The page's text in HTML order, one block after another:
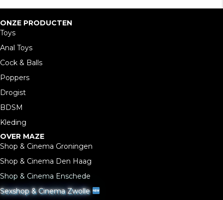
ONZE PRODUCTEN
Toys
Anal Toys
Cock & Balls
Poppers
Drogist
BDSM
Kleding
OVER MAZE
Shop & Cinema Groningen
Shop & Cinema Den Haag
Shop & Cinema Enschede
Sexshop & Cinema Zwolle